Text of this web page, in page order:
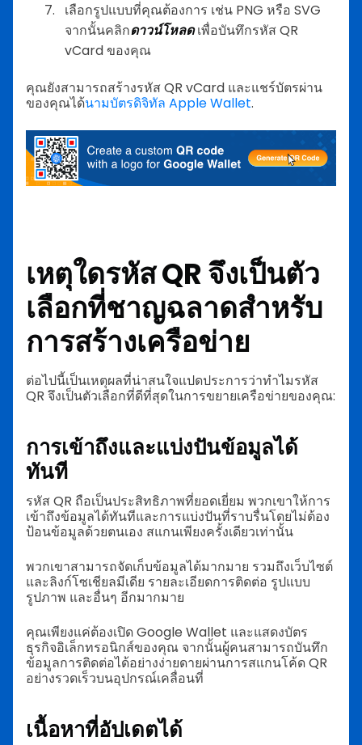
เลือกรูปแบบที่คุณต้องการ เช่น PNG หรือ SVG
จากนั้นคลิกดาวน์โหลดเพื่อบันทึกรหัส QR
vCard ของคุณ
คุณยังสามารถสร้างรหัส QR vCard และแชร์บัตรผ่าน
ของคุณได้นามบัตรดิจิทัล Apple Wallet.
เหตุใดรหัส QR จึงเป็นตัว
เลือกที่ชาญฉลาดสำหรับ
การสร้างเครือข่าย
ต่อไปนี้เป็นเหตุผลที่น่าสนใจแปดประการว่าทำไมรหัส
QR จึงเป็นตัวเลือกที่ดีที่สุดในการขยายเครือข่ายของคุณ:
การเข้าถึงและแบ่งปันข้อมูลได้
ทันที
รหัส QR ถือเป็นประสิทธิภาพที่ยอดเยี่ยม พวกเขาให้การ
เข้าถึงข้อมูลได้ทันทีและการแบ่งปันที่ราบรื่นโดยไม่ต้อง
ป้อนข้อมูลด้วยตนเอง สแกนเพียงครั้งเดียวเท่านั้น
พวกเขาสามารถจัดเก็บข้อมูลได้มากมาย รวมถึงเว็บไซต์
และลิงก์โซเชียลมีเดีย รายละเอียดการติดต่อ รูปแบบ
รูปภาพ และอื่นๆ อีกมากมาย
คุณเพียงแค่ต้องเปิด Google Wallet และแสดงบัตร
ธุรกิจอิเล็กทรอนิกส์ของคุณ จากนั้นผู้คนสามารถบันทึก
ข้อมูลการติดต่อได้อย่างง่ายดายผ่านการสแกนโค้ด QR
อย่างรวดเร็วบนอุปกรณ์เคลื่อนที่
เนื้อหาที่อัปเดตได้